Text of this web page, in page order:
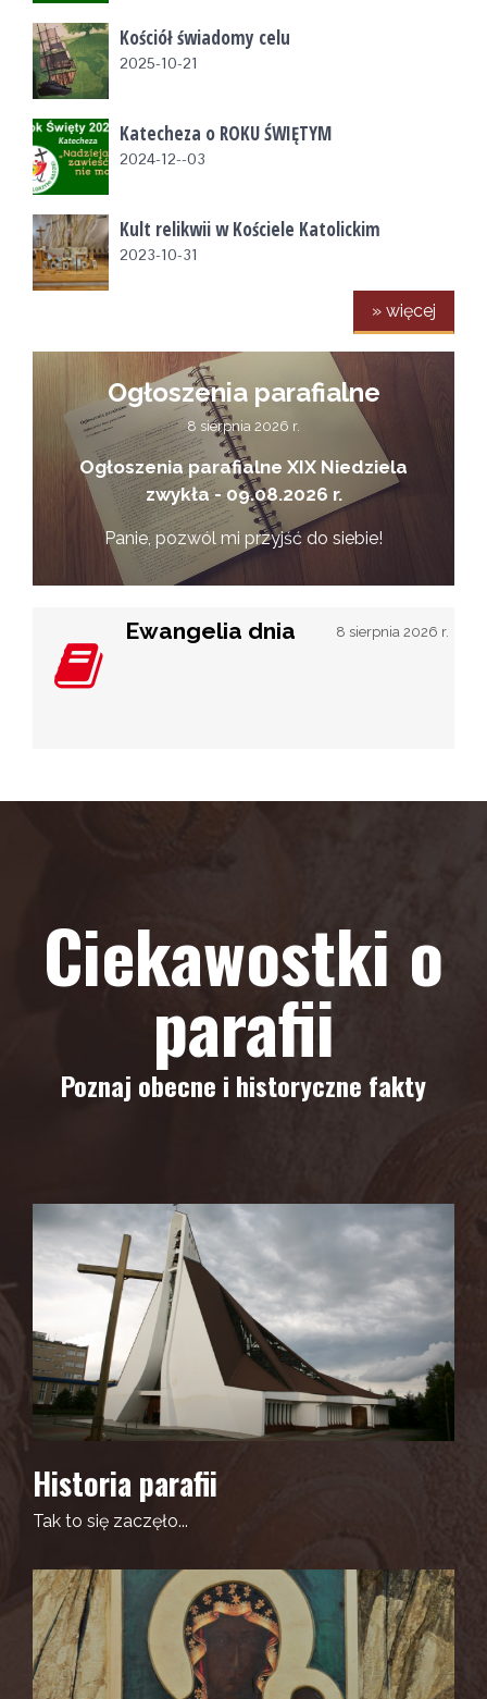
Kościół świadomy celu
2025-10-21
Katecheza o ROKU ŚWIĘTYM
2024-12--03
Kult relikwii w Kościele Katolickim
2023-10-31
» więcej
Ogłoszenia parafialne
8 sierpnia 2026 r.
Ogłoszenia parafialne XIX Niedziela
zwykła - 09.08.2026 r.
Panie, pozwól mi przyjść do siebie!
Ewangelia dnia 8 sierpnia 2026 r.
Ciekawostki o
parafii
Poznaj obecne i historyczne fakty
Historia parafii
Tak to się zaczęło...